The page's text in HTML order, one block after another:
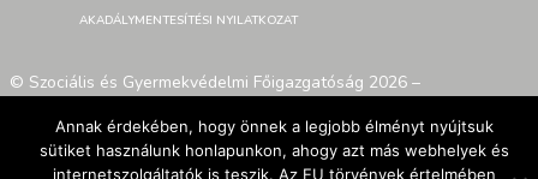
AKADÁLYMENTESÍTÉSI NYILATKOZAT
© Szociális és Gyermekvédelmi Főigazgatóság 2026 –
Annak érdekében, hogy önnek a legjobb élményt nyújtsuk
sütiket használunk honlapunkon, ahogy azt más webhelyek és
internetszolgáltatók is teszik. Az EU törvények értelmében